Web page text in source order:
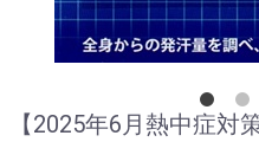
【2025年6月熱中症対